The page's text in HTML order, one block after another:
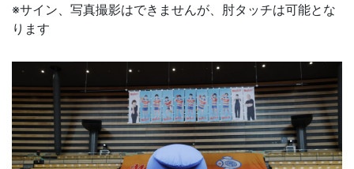
※サイン、写真撮影はできませんが、肘タッチは可能とな
ります